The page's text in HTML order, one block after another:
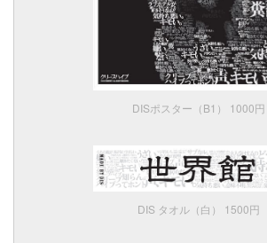
DISポスター（B1） 1000円
DIS タオル（白） 1500円